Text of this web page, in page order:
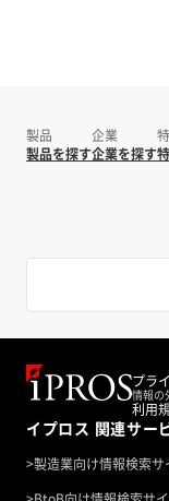
製品
製品を探す
企業
企業を探す
プラ
情報の
利用
イプロス 関連サー
>製造業向け情報検索